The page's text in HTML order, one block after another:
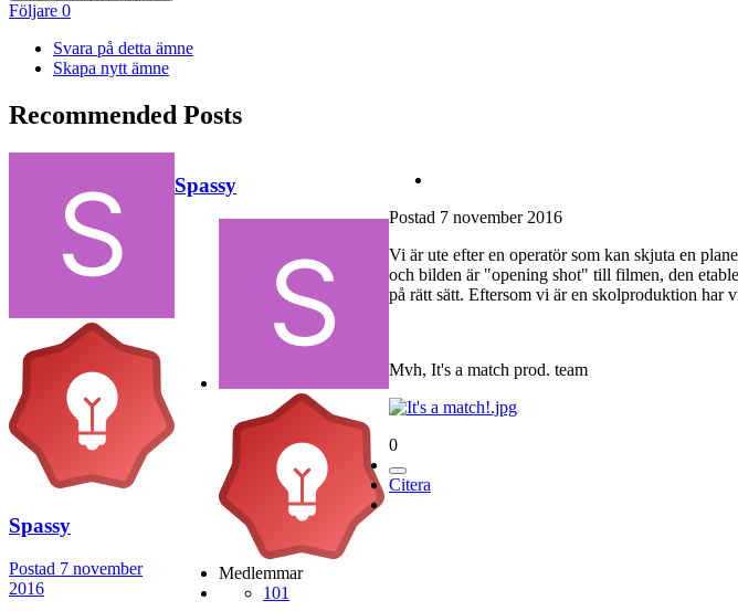
Följare 0
Svara på detta ämne
Skapa nytt ämne
Recommended Posts
Spassy
Postad 7 november
2016
Spassy
Medlemmar
101
Postad 7 november 2016
Vi är ute efter en operatör som kan skjuta en
och bilden är "opening shot" till filmen, den
på rätt sätt. Eftersom vi är en skolproduktion har
Mvh, It's a match prod. team
0
Citera